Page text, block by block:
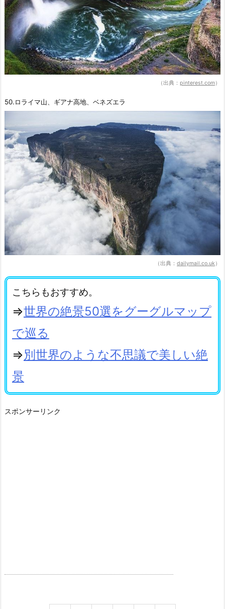
（出典： pinterest.com）
50.ロライマ山、ギアナ高地、ベネズエラ
（出典： dailymail.co.uk）
こちらもおすすめ。
⇒世界の絶景50選をグーグルマップ
で巡る
⇒別世界のような不思議で美しい絶
景
スポンサーリンク